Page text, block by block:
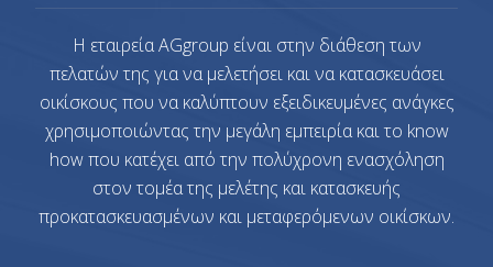
Η εταιρεία AGgroup είναι στην διάθεση των
πελατών της για να μελετήσει και να κατασκευάσει
οικίσκους που να καλύπτουν εξειδικευμένες ανάγκες
χρησιμοποιώντας την μεγάλη εμπειρία και το know
how που κατέχει από την πολύχρονη ενασχόληση
στον τομέα της μελέτης και κατασκευής
προκατασκευασμένων και μεταφερόμενων οικίσκων.